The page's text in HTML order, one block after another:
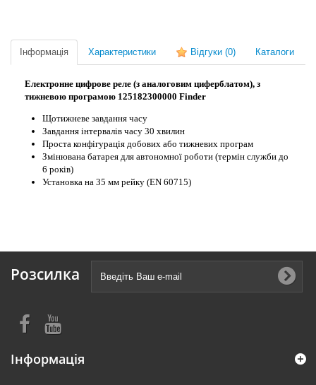
Інформація Характеристики Відгуки (0) Каталоги
Електронне цифрове реле (з аналоговим циферблатом), з
тижневою програмою 125182300000 Finder
Щотижневе завдання часу
Завдання інтервалів часу 30 хвилин
Проста конфігурація добових або тижневих програм
Змінювана батарея для автономної роботи (термін служби до
6 років)
Установка на 35 мм рейку (EN 60715)
Розсилка
Інформація